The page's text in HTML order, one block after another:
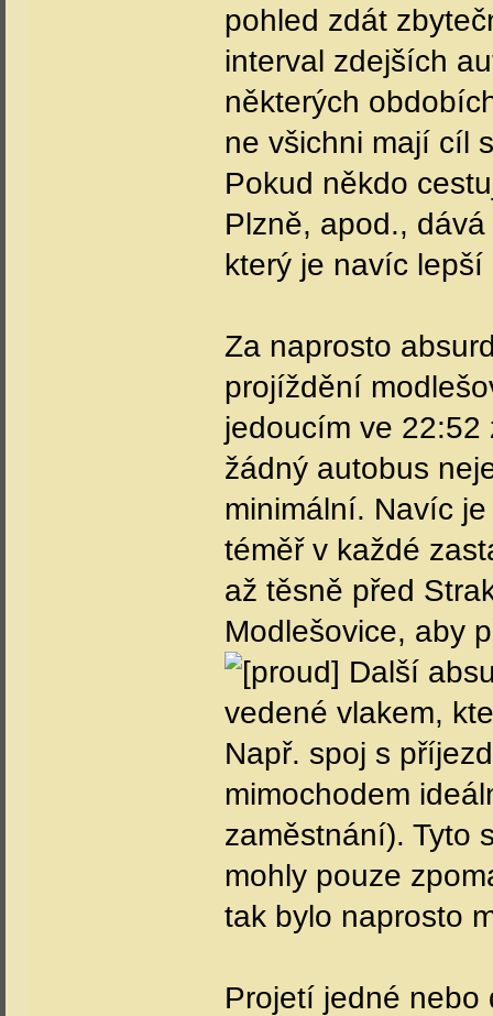
pohled zdát
interval zdejších
některých
ne všichni mají cíl
Pokud někdo
Plzně, apod.,
který je navíc
Za naprosto
projíždění
jedoucím ve 22:52
žádný autobus
minimální. Navíc
téměř v každé
až těsně před
Modlešovice, aby
Další
vedené vlakem,
Např. spoj s
mimochodem
zaměstnání). Tyto
mohly pouze
tak bylo naprosto
Projetí jedné nebo